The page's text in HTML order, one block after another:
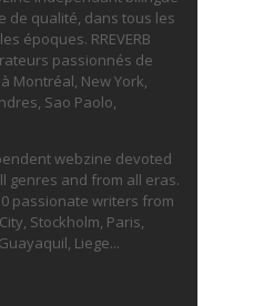
de qualité, dans tous les
époques. RREVERB
passionnés de
Montréal, New York,
Sao Paolo,
webzine devoted
genres and from all eras.
passionate writers from
Stockholm, Paris,
Liege...